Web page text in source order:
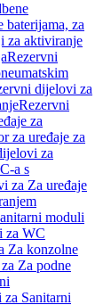
baterijama, za
za aktiviranje
Rezervni
dijelovi za
Rezervni
za
za uređaje za
za
a s
za Za uređaje
moduli
za WC
Za konzolne
Za podne
Sanitarni